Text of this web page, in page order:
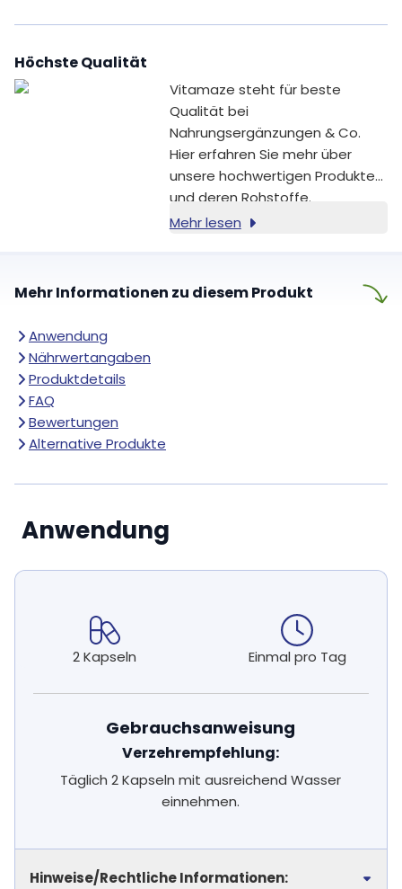
und in der Traditionellen
entzündungshemmenden
therapeutischen
Eigenschaftengeschätzt.
Höchste Qualität
Vitamaze steht für beste
Qualität bei
Nahrungsergänzungen & Co.
Hier erfahren Sie mehr über
unsere hochwertigen Produkte
und deren Rohstoffe.
Mehr lesen
Mehr Informationen zu diesem Produkt
Anwendung
Nährwertangaben
Produktdetails
FAQ
Bewertungen
Alternative Produkte
Anwendung
2 Kapseln Einmal pro Tag
Gebrauchsanweisung
Verzehrempfehlung:
Täglich 2 Kapseln mit ausreichend Wasser
einnehmen.
Hinweise/Rechtliche Informationen: